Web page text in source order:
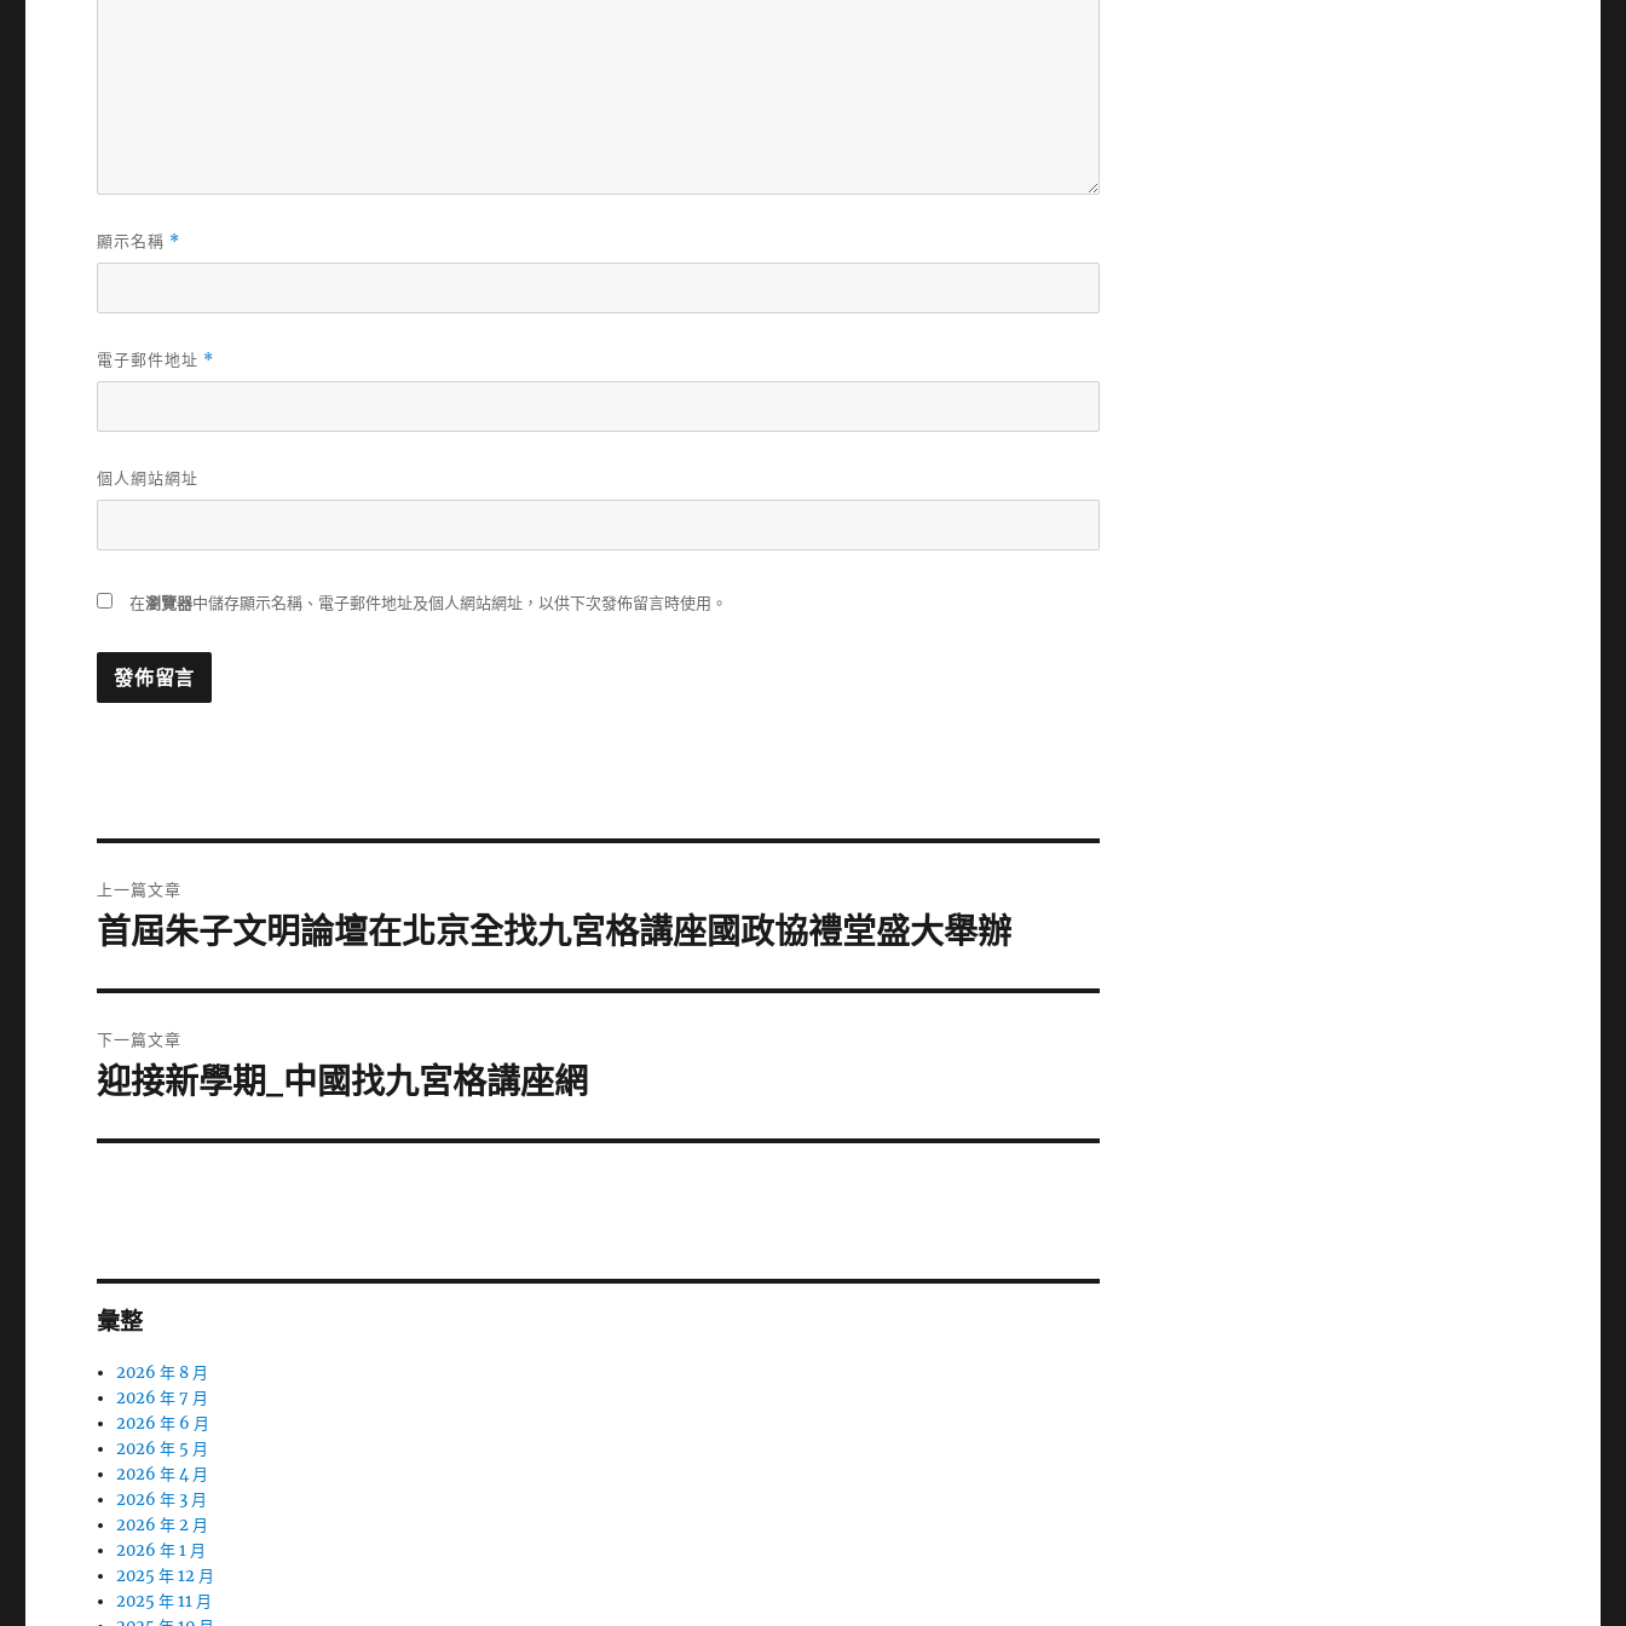
顯示名稱 *
電子郵件地址 *
個人網站網址
在瀏覽器中儲存顯示名稱、電子郵件地址及個人網站網址，以供下次發佈留言時使用。
章
上一篇文章
上
篇
文
章:
首屆朱子文明論壇在北京全找九宮格講座國政協禮堂盛大舉辦
下一篇文章
下
篇
迎接新學期_中國找九宮格講座網
彙整
2026 年 8 月
2026 年 7 月
2026 年 6 月
2026 年 5 月
2026 年 4 月
2026 年 3 月
2026 年 2 月
2026 年 1 月
2025 年 12 月
2025 年 11 月